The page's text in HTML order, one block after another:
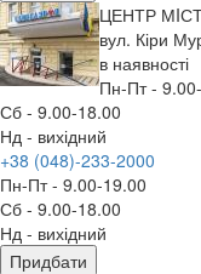
ЦЕНТР
вул. Кіри
в наявності
Пн-Пт -
Сб - 9.00-18.00
Нд - вихідний
+38 (048)-233-2000
Пн-Пт - 9.00-19.00
Сб - 9.00-18.00
Нд - вихідний
Придбати